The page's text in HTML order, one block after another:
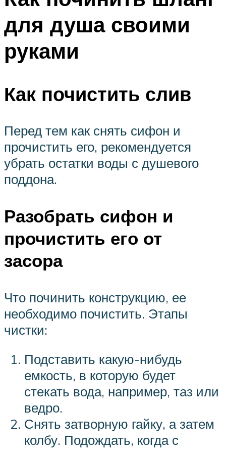
для душа своими
руками
Как почистить слив
Перед тем как снять сифон и
прочистить его, рекомендуется
убрать остатки воды с душевого
поддона.
Разобрать сифон и
прочистить его от
засора
Что починить конструкцию, ее
необходимо почистить. Этапы
чистки:
Подставить какую-нибудь
емкость, в которую будет
стекать вода, например, таз или
ведро.
Снять затворную гайку, а затем
колбу. Подождать, когда с